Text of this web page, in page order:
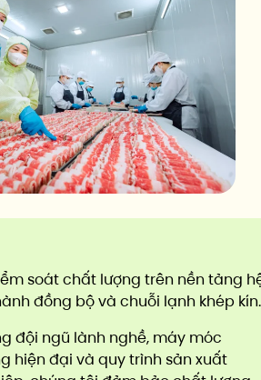
soát chất lượng trên nền tảng
đồng bộ và chuỗi lạnh khép
đội ngũ lành nghề, máy móc
hiện đại và quy trình sản xuất